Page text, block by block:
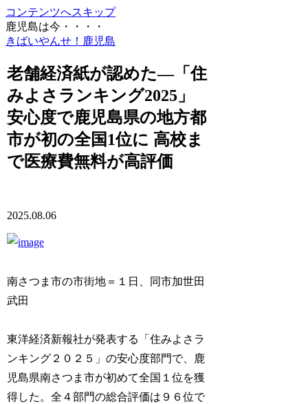
コンテンツへスキップ
鹿児島は今・・・・
きばいやんせ！鹿児島
老舗経済紙が認めた―「住
みよさランキング2025」
安心度で鹿児島県の地方都
市が初の全国1位に 高校ま
で医療費無料が高評価
2025.08.06
南さつま市の市街地＝１日、同市加世田
武田
東洋経済新報社が発表する「住みよさラ
ンキング２０２５」の安心度部門で、鹿
児島県南さつま市が初めて全国１位を獲
得した。全４部門の総合評価は９６位で